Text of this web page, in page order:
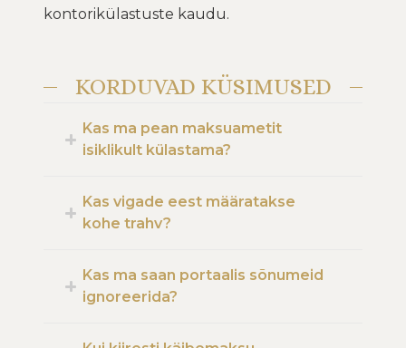
kontorikülastuste kaudu.
KORDUVAD KÜSIMUSED
Kas ma pean maksuametit
isiklikult külastama?
Kas vigade eest määratakse
kohe trahv?
Kas ma saan portaalis sõnumeid
ignoreerida?